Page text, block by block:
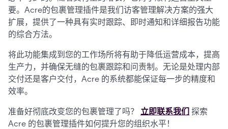
要。Acre的包裹管理插件是我们访客管理解决方案的强大
扩展，提供了一种具有实时跟踪、即时通知和详细报告功能
的综合方法。
将此功能集成到您的工作场所将有助于降低运营成本，提高
生产力，并确保无缝的包裹跟踪和问责制。无论是处理内部
交付还是客户交付，Acre 的系统都能保证每一步的精度和
效率。
准备好彻底改变您的包裹管理了吗？ 立即联系我们 探索
Acre 的包裹管理插件如何提升您的组织水平！